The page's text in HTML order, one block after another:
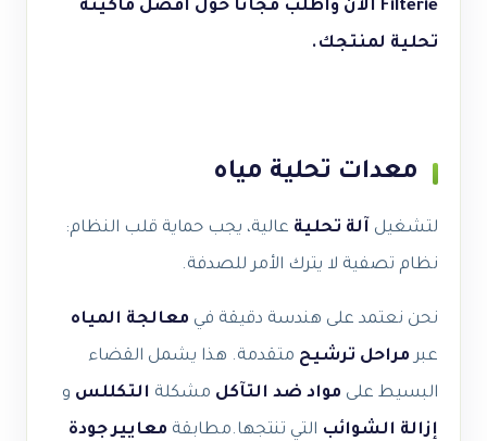
Filterie الآن واطلب مجاناً حول أفضل ماكينة
تحلية لمنتجك.
معدات تحلية مياه
لتشغيل آلة تحلية عالية، يجب حماية قلب النظام:
نظام تصفية لا يترك الأمر للصدفة.
نحن نعتمد على هندسة دقيقة في معالجة المياه
عبر مراحل ترشيح متقدمة. هذا يشمل القضاء
البسيط على مواد ضد التآكل مشكلة التكللس و
إزالة الشوائب التي تنتجها.مطابقة معايير جودة